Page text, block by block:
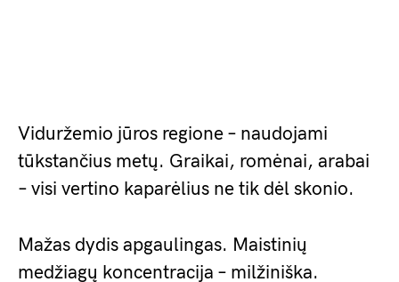
Viduržemio jūros regione – naudojami
tūkstančius metų. Graikai, romėnai, arabai
– visi vertino kaparėlius ne tik dėl skonio.
Mažas dydis apgaulingas. Maistinių
medžiagų koncentracija – milžiniška.